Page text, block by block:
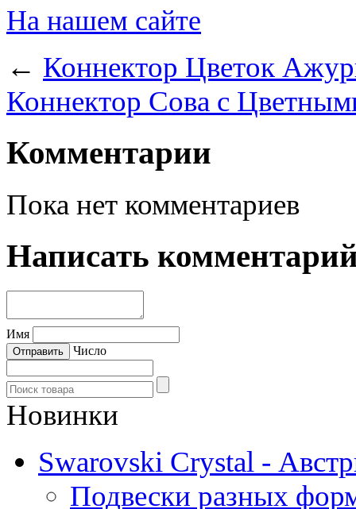
На нашем сайте
← Коннектор Цветок
Коннектор Сова с
Комментарии
Пока нет комментариев
Написать
Имя
Число
Новинки
Swarovski Crystal -
Подвески разных